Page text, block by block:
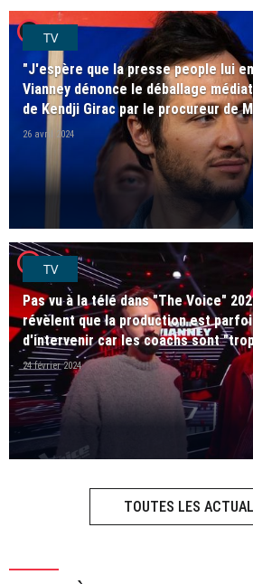
player2TV
"J'espère que la presse people lui
Vianney dénonce le déballage
de Kendji Girac par le procureur de
26 avril 2024
player2TV
Pas vu à la télé dans "The Voice"
révèlent que la production est
d'intervenir car les coachs sont
24 février 2024
TOUTES LES